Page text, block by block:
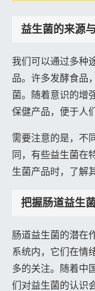
益生菌的来源
我们可以通过多种
品。许多发酵食品
菌。随着意识的增
保健产品，便于人
需要注意的是，不
同，有些益生菌在
生菌产品时，了解
把握肠道益生
肠道益生菌的潜在
系统内，它们在情
多的关注。随着中
们对益生菌的认识